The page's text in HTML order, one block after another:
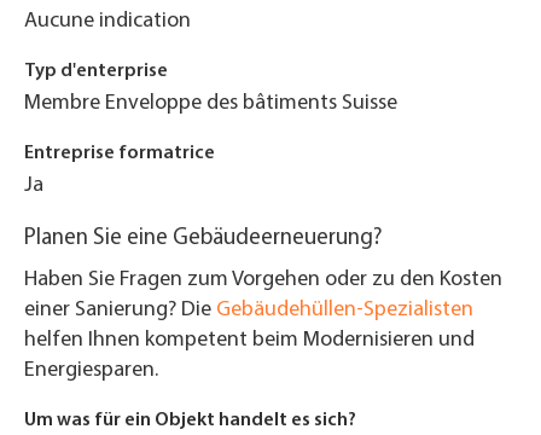
Aucune indication
Typ d'enterprise
Membre Enveloppe des bâtiments Suisse
Entreprise formatrice
Ja
Planen Sie eine Gebäudeerneuerung?
Haben Sie Fragen zum Vorgehen oder zu den Kosten
einer Sanierung? Die Gebäudehüllen-Spezialisten
helfen Ihnen kompetent beim Modernisieren und
Energiesparen.
Um was für ein Objekt handelt es sich?